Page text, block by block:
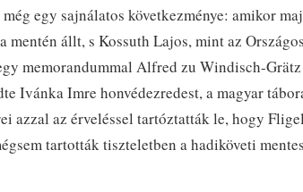
egy sajnálatos következménye: amikor
mentén állt, s Kossuth Lajos, mint az
memorandummal Alfred zu Windisch-
Ivánka Imre honvédezredest, a magyar
azzal az érveléssel tartóztatták le, hogy
tartották tiszteletben a hadiköveti